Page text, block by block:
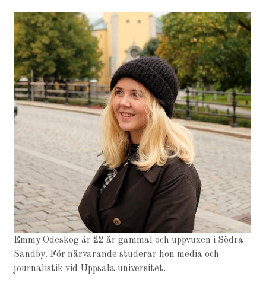
Emmy Odeskog är 22 år gammal och uppvuxen i Södra
Sandby. För närvarande studerar hon media och
journalistik vid Uppsala universitet.